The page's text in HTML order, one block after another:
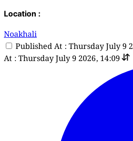
Location :
Noakhali
Published At : Thursday July 9
At : Thursday July 9 2026, 14:09